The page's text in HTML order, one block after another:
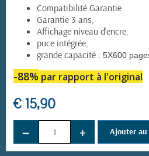
Compatibilité Garantie
Garantie 3 ans,
Affichage niveau d'encre,
puce intégrée,
grande capacité : 5X600
-88% par rapport à l'original
€ 15,90
− + Ajouter